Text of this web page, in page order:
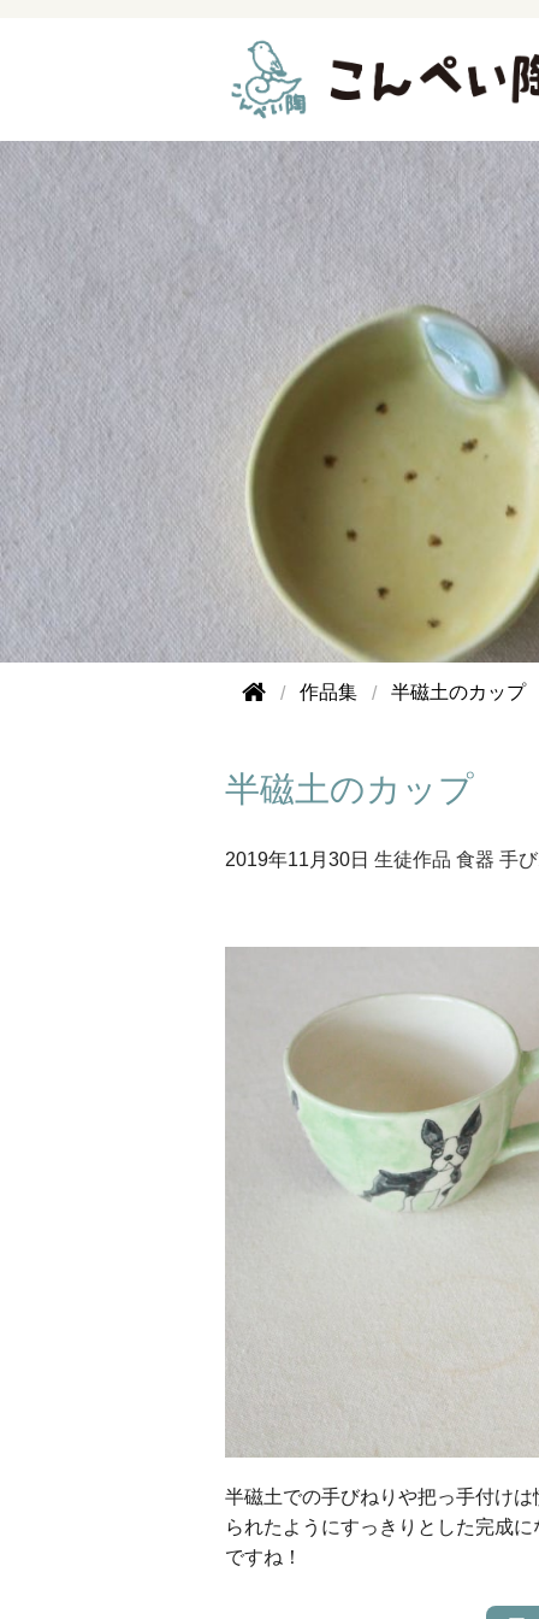
作品集 半磁土のカップ
半磁土のカップ
2019年11月30日 生徒作品 食器 手
半磁土での手びねりや把っ手付け
られたようにすっきりとした完成
ですね！